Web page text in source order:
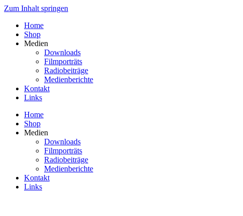
Zum Inhalt springen
Home
Shop
Medien
Downloads
Filmporträts
Radiobeiträge
Medienberichte
Kontakt
Links
Home
Shop
Medien
Downloads
Filmporträts
Radiobeiträge
Medienberichte
Kontakt
Links